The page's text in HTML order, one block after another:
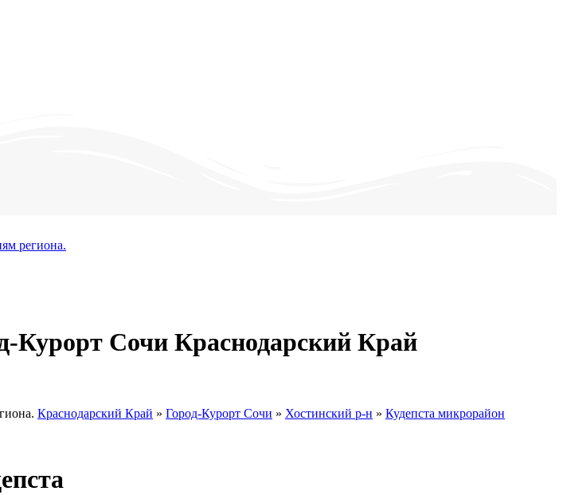
региона.
Курорт Сочи Краснодарский Край
Краснодарский Край » Город-Курорт Сочи » Хостинский р-н » Кудепста микрорайон